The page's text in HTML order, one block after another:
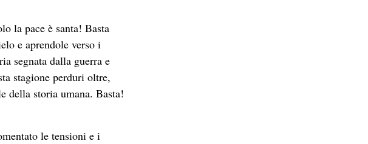
la pace è santa! Basta
e aprendole verso i
segnata dalla guerra e
stagione perduri oltre,
della storia umana. Basta!
le tensioni e i